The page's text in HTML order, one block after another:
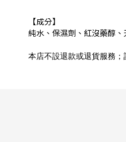
【成分】
純水、保濕劑、紅沒藥醇
本店不設退款或退貨服務；